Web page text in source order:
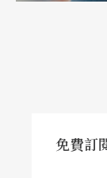
法把危險性
免費訂